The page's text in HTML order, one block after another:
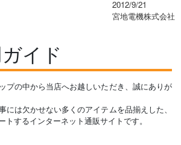
2012/9/21
宮地電機株式会社
イド
プの中から当店へお越しいただき、誠にありが
には欠かせない多くのアイテムを品揃えした、
トするインターネット通販サイトです。